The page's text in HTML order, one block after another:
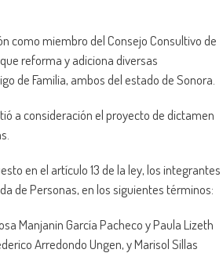
como miembro del Consejo Consultivo de
reforma y adiciona diversas
de Familia, ambos del estado de Sonora.
a consideración el proyecto de dictamen
en el artículo 13 de la ley, los integrantes
de Personas, en los siguientes términos:
Manjanin García Pacheco y Paula Lizeth
Arredondo Ungen, y Marisol Sillas